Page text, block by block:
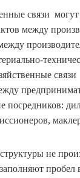
связи могут
между
связи
посредников:
не
пробел